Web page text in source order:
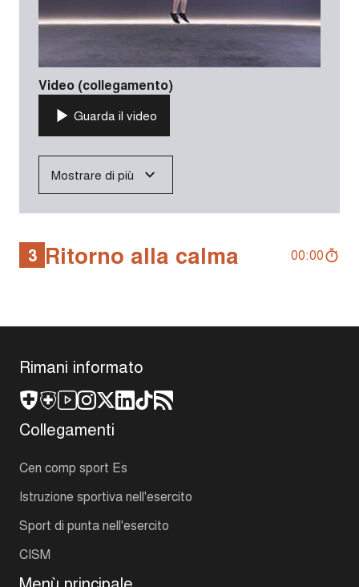
Video (collegamento)
Guarda il video
Mostrare di più
3 Ritorno alla calma 00:00
Rimani informato
Collegamenti
Cen comp sport Es
Istruzione sportiva nell'esercito
Sport di punta nell'esercito
CISM